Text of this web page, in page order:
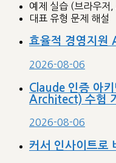
예제 실습 (브라우저,
대표 유형 문제 해설
효율적 경영지원
2026-08-06
Claude 인증 아
Architect) 수험
2026-08-06
커서 인사이트로